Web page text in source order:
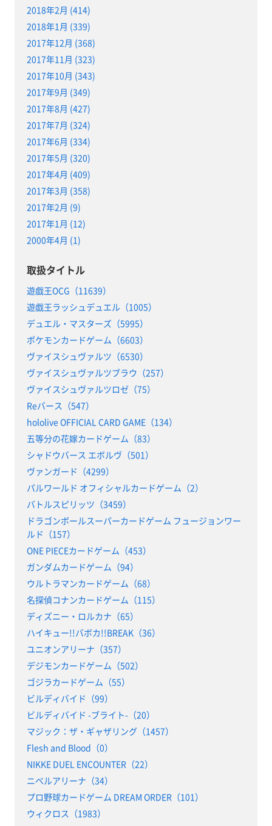
2018年2月 (414)
2018年1月 (339)
2017年12月 (368)
2017年11月 (323)
2017年10月 (343)
2017年9月 (349)
2017年8月 (427)
2017年7月 (324)
2017年6月 (334)
2017年5月 (320)
2017年4月 (409)
2017年3月 (358)
2017年2月 (9)
2017年1月 (12)
2000年4月 (1)
取扱タイトル
遊戯王OCG（11639）
遊戯王ラッシュデュエル（1005）
デュエル・マスターズ（5995）
ポケモンカードゲーム（6603）
ヴァイスシュヴァルツ（6530）
ヴァイスシュヴァルツブラウ（257）
ヴァイスシュヴァルツロゼ（75）
Reバース（547）
hololive OFFICIAL CARD GAME（134）
五等分の花嫁カードゲーム（83）
シャドウバース エボルヴ（501）
ヴァンガード（4299）
パルワールド オフィシャルカードゲーム（2）
バトルスピリッツ（3459）
ドラゴンボールスーパーカードゲーム フュージョンワー
ルド（157）
ONE PIECEカードゲーム（453）
ガンダムカードゲーム（94）
ウルトラマンカードゲーム（68）
名探偵コナンカードゲーム（115）
ディズニー・ロルカナ（65）
ハイキュー!!バボカ!!BREAK（36）
ユニオンアリーナ（357）
デジモンカードゲーム（502）
ゴジラカードゲーム（55）
ビルディバイド（99）
ビルディバイド -ブライト-（20）
マジック：ザ・ギャザリング（1457）
Flesh and Blood（0）
NIKKE DUEL ENCOUNTER（22）
ニベルアリーナ（34）
プロ野球カードゲーム DREAM ORDER（101）
ウィクロス（1983）